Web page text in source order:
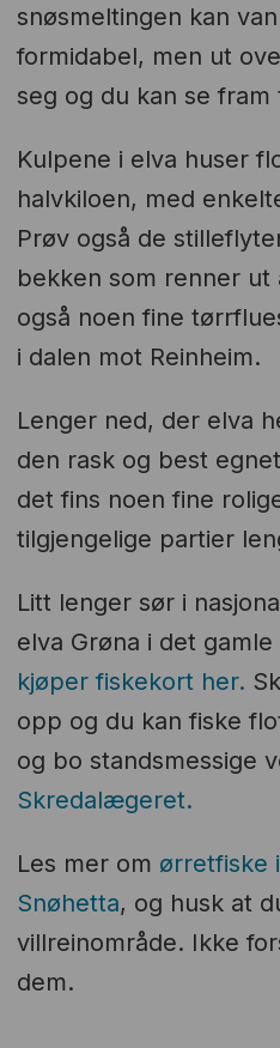
snøsmeltingen kan
formidabel, men ut
seg og du kan se
Kulpene i elva huser
halvkiloen, med
Prøv også de
bekken som renner ut
også noen fine
i dalen mot Reinheim.
Lenger ned, der elva
den rask og best
det fins noen fine
tilgjengelige partier
Litt lenger sør i
elva Grøna i det
kjøper fiskekort her.
opp og du kan fiske
og bo standsmessige
Skredalægeret.
Les mer om ørretfiske
Snøhetta, og husk at
villreinområde. Ikke
dem.